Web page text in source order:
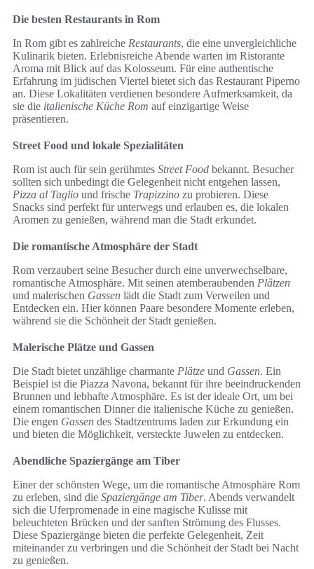
Die besten Restaurants in Rom
In Rom gibt es zahlreiche Restaurants, die eine unvergleichliche
Kulinarik bieten. Erlebnisreiche Abende warten im Ristorante
Aroma mit Blick auf das Kolosseum. Für eine authentische
Erfahrung im jüdischen Viertel bietet sich das Restaurant Piperno
an. Diese Lokalitäten verdienen besondere Aufmerksamkeit, da
sie die italienische Küche Rom auf einzigartige Weise
präsentieren.
Street Food und lokale Spezialitäten
Rom ist auch für sein gerühmtes Street Food bekannt. Besucher
sollten sich unbedingt die Gelegenheit nicht entgehen lassen,
Pizza al Taglio und frische Trapizzino zu probieren. Diese
Snacks sind perfekt für unterwegs und erlauben es, die lokalen
Aromen zu genießen, während man die Stadt erkundet.
Die romantische Atmosphäre der Stadt
Rom verzaubert seine Besucher durch eine unverwechselbare,
romantische Atmosphäre. Mit seinen atemberaubenden Plätzen
und malerischen Gassen lädt die Stadt zum Verweilen und
Entdecken ein. Hier können Paare besondere Momente erleben,
während sie die Schönheit der Stadt genießen.
Malerische Plätze und Gassen
Die Stadt bietet unzählige charmante Plätze und Gassen. Ein
Beispiel ist die Piazza Navona, bekannt für ihre beeindruckenden
Brunnen und lebhafte Atmosphäre. Es ist der ideale Ort, um bei
einem romantischen Dinner die italienische Küche zu genießen.
Die engen Gassen des Stadtzentrums laden zur Erkundung ein
und bieten die Möglichkeit, versteckte Juwelen zu entdecken.
Abendliche Spaziergänge am Tiber
Einer der schönsten Wege, um die romantische Atmosphäre Rom
zu erleben, sind die Spaziergänge am Tiber. Abends verwandelt
sich die Uferpromenade in eine magische Kulisse mit
beleuchteten Brücken und der sanften Strömung des Flusses.
Diese Spaziergänge bieten die perfekte Gelegenheit, Zeit
miteinander zu verbringen und die Schönheit der Stadt bei Nacht
zu genießen.